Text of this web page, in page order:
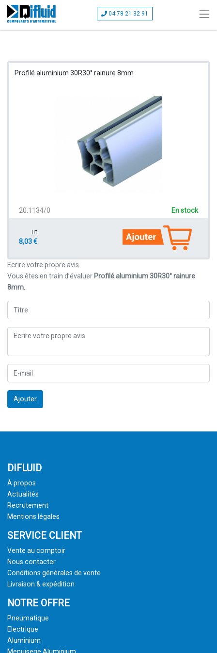
04 78 21 32 91
Profilé aluminium 30R30° rainure 8mm
20.1134/0 En stock
HT
8,03 €
Ecrire votre propre avis
Vous êtes en train d’évaluer Profilé aluminium 30R30° rainure
8mm.
Ajouter
DIFLUID
À propos
Actualités
Recrutement
Mentions légales
SERVICE CLIENT
Vente au comptoir
Nous contacter
Conditions générales de vente
Livraison & expédition
NOTRE OFFRE
Pneumatique
Electrique
Aluminium